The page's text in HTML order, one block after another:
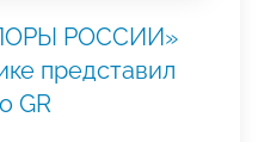
РОССИИ»
представил
GR